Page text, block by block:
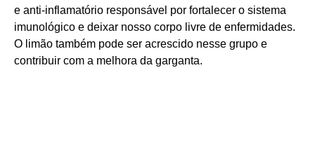
e anti-inflamatório responsável por fortalecer o sistema
imunológico e deixar nosso corpo livre de enfermidades.
O limão também pode ser acrescido nesse grupo e
contribuir com a melhora da garganta.